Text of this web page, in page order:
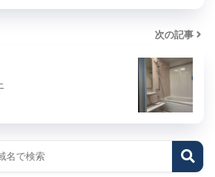
次の記事